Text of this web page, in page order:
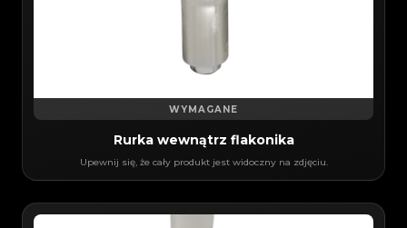
WYMAGANE
Rurka wewnątrz flakonika
Upewnij się, że cały produkt jest widoczny na zdjęciu.